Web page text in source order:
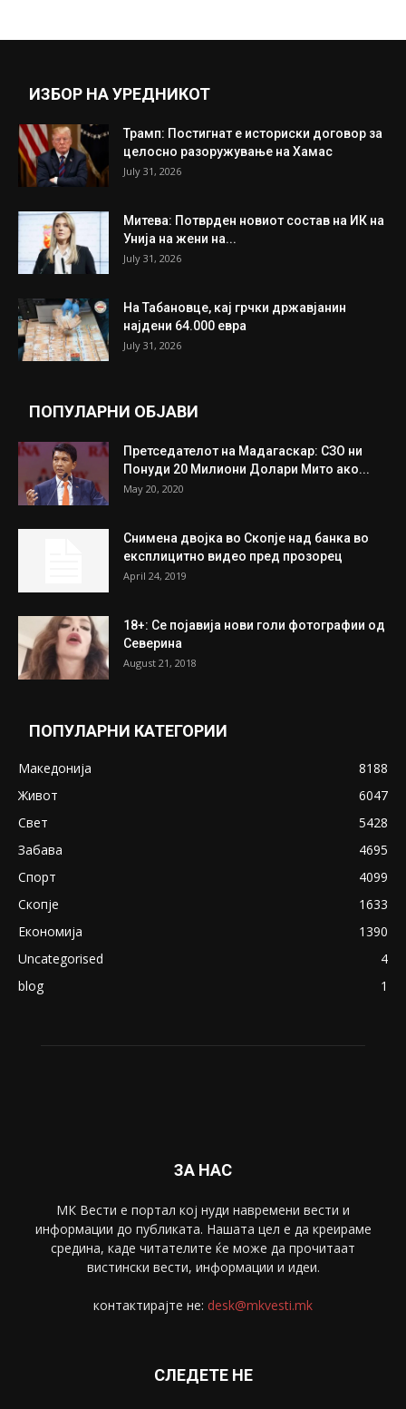
ИЗБОР НА УРЕДНИКОТ
Трамп: Постигнат е историски договор за
целосно разоружување на Хамас
July 31, 2026
Митева: Потврден новиот состав на ИК на
Унија на жени на...
July 31, 2026
На Табановце, кај грчки државјанин
најдени 64.000 евра
July 31, 2026
ПОПУЛАРНИ ОБЈАВИ
Претседателот на Мадагаскар: СЗО ни
Понуди 20 Милиони Долари Мито ако...
May 20, 2020
Снимена двојка во Скопје над банка во
експлицитно видео пред прозорец
April 24, 2019
18+: Се појавија нови голи фотографии од
Северина
August 21, 2018
ПОПУЛАРНИ КАТЕГОРИИ
Македонија
8188
Живот
6047
Свет
5428
Забава
4695
Спорт
4099
Скопје
1633
Економија
1390
Uncategorised
4
blog
1
ЗА НАС
МК Вести е портал коj нуди навремени вести и
информации до публиката. Нашата цел е да креираме
средина, каде читателите ќе може да прочитаат
вистински вести, информации и идеи.
контактирајте не: desk@mkvesti.mk
СЛЕДЕТЕ НЕ